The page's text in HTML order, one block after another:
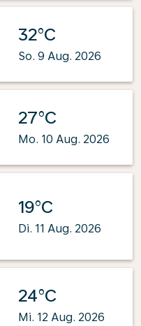
32°C
So. 9 Aug. 2026
27°C
Mo. 10 Aug. 2026
19°C
Di. 11 Aug. 2026
24°C
Mi. 12 Aug. 2026